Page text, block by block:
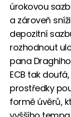
úrokovou
a zároveň
depozitní
rozhodnout
pana
ECB tak
prostředky
formě úvěrů,